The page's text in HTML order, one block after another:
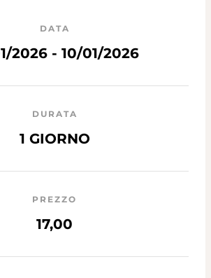
DATA
2026 - 10/01/2026
DURATA
1 GIORNO
PREZZO
17,00